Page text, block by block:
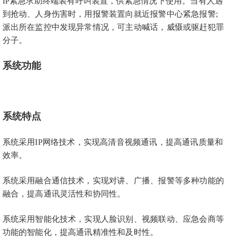
到抢动、人身伤害时，用报警装置向就近报警中心紧急报警;
派出所在监控中发现异常情况，可主动喊话，威慑或驱赶犯罪
分子。
系统功能
系统特点
系统采用IP网络技术，实现高清音视频通讯，提高通讯质量和
效率。
系统采用融合通信技术，实现对讲、广播、报警等多种功能的
融合，提高通讯灵活性和协同性。
系统采用智能化技术，实现人脸识别、视频联动、应急会商等
功能的智能化，提高通讯精准性和及时性。